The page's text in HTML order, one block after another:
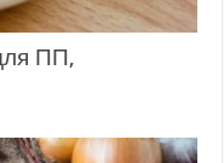
ПП,